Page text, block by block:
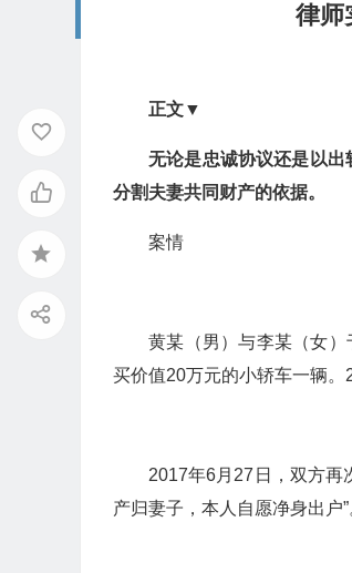
律师
正文▼
无论是忠诚协议还是以
分割夫妻共同财产的依据。
案情
黄某（男）与李某（女
买价值20万元的小轿车一辆。
2017年6月27日，双方再
产归妻子，本人自愿净身出户”